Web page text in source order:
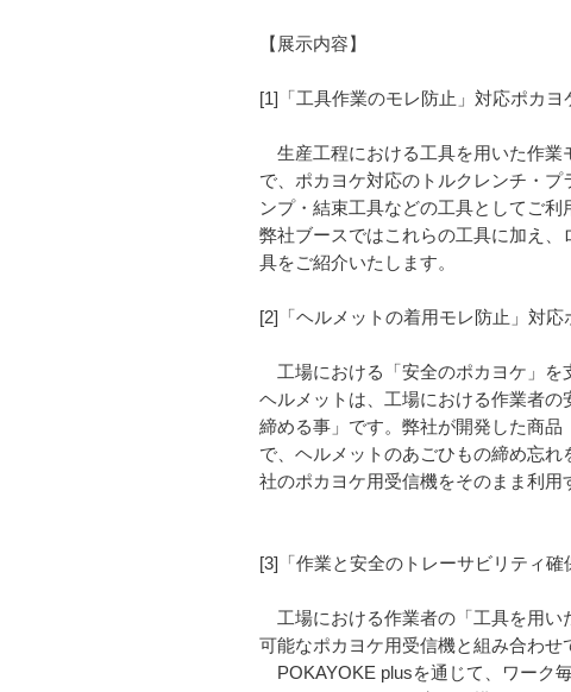
【展示内容】
[1]「工具作業のモレ防止」対応ポカヨ
生産工程における工具を用いた作業
で、ポカヨケ対応のトルクレンチ・
ンプ・結束工具などの工具としてご利
弊社ブースではこれらの工具に加え
具をご紹介いたします。
[2]「ヘルメットの着用モレ防止」対応
工場における「安全のポカヨケ」を
ヘルメットは、工場における作業者
締める事」です。弊社が開発した商
で、ヘルメットのあごひもの締め忘
社のポカヨケ用受信機をそのまま利用
[3]「作業と安全のトレーサビリティ確
工場における作業者の「工具を用い
可能なポカヨケ用受信機と組み合わせ
POKAYOKE plusを通じて、ワーク